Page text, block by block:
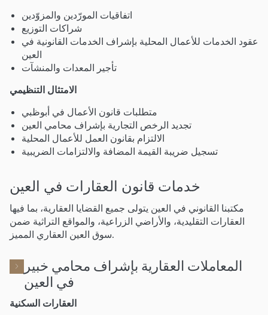
اتفاقيات المورّدين والمزوّدين
شراكات التوزيع
عقود الخدمات للأعمال المحلية بإشراف الخدمات القانونية في
العين
تأجير المعدات والمنشآت
الامتثال التنظيمي
متطلبات قانون الأعمال في أبوظبي
تجديد الرخص التجارية بإشراف محامي العين
الالتزام بقانون العمل للأعمال المحلية
تسجيل ضريبة القيمة المضافة والالتزامات الضريبية
خدمات قانون العقارات في العين
مكتبنا القانوني في العين يتولى جميع القضايا العقارية، بما فيها
العقارات التقليدية، والأراضي الزراعية، والمواقع التراثية ضمن
سوق العين العقاري المميز.
المعاملات العقارية بإشراف محامي خبير
في العين
العقارات السكنية